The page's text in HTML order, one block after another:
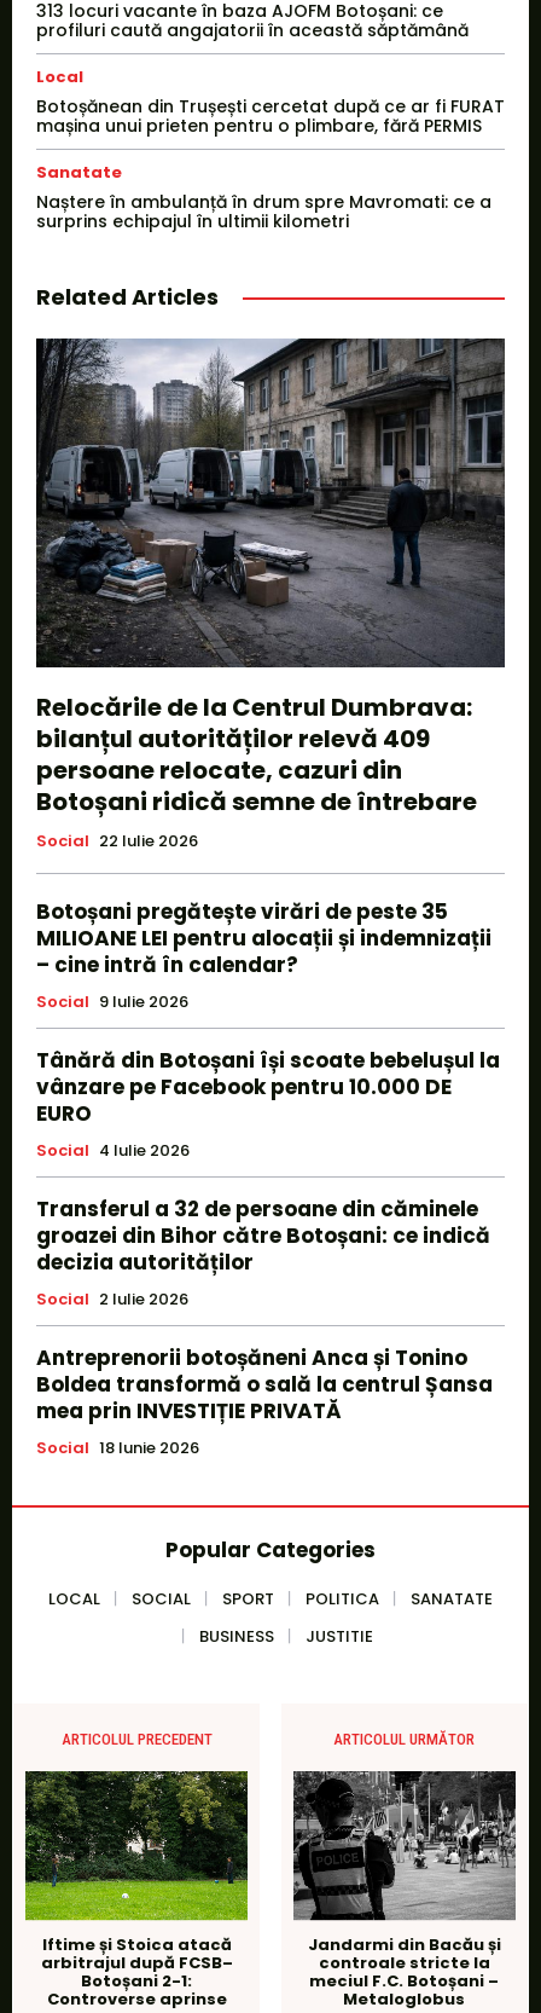
313 locuri vacante în baza AJOFM Botoșani: ce
profiluri caută angajatorii în această săptămână
Local
Botoșănean din Trușești cercetat după ce ar fi FURAT
mașina unui prieten pentru o plimbare, fără PERMIS
Sanatate
Naștere în ambulanță în drum spre Mavromati: ce a
surprins echipajul în ultimii kilometri
Related Articles
Relocările de la Centrul Dumbrava:
bilanțul autorităților relevă 409
persoane relocate, cazuri din
Botoșani ridică semne de întrebare
Social 22 Iulie 2026
Botoșani pregătește virări de peste 35
MILIOANE LEI pentru alocații și indemnizații
– cine intră în calendar?
Social 9 Iulie 2026
Tânără din Botoșani își scoate bebelușul la
vânzare pe Facebook pentru 10.000 DE
EURO
Social 4 Iulie 2026
Transferul a 32 de persoane din căminele
groazei din Bihor către Botoșani: ce indică
decizia autorităților
Social 2 Iulie 2026
Antreprenorii botoșăneni Anca și Tonino
Boldea transformă o sală la centrul Șansa
mea prin INVESTIȚIE PRIVATĂ
Social 18 Iunie 2026
Popular Categories
LOCAL SOCIAL SPORT POLITICA
SANATATE
BUSINESS
JUSTITIE
ARTICOLUL PRECEDENT
Iftime și Stoica atacă
arbitrajul după FCSB–
Botoșani 2-1:
Controverse aprinse
ARTICOLUL URMĂTOR
Jandarmi din Bacău și
controale stricte la
meciul F.C. Botoșani –
Metaloglobus